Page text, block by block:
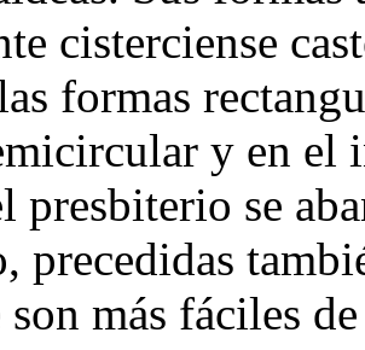
cisterciense
formas
y en el
presbiterio se
precedidas
más fáciles